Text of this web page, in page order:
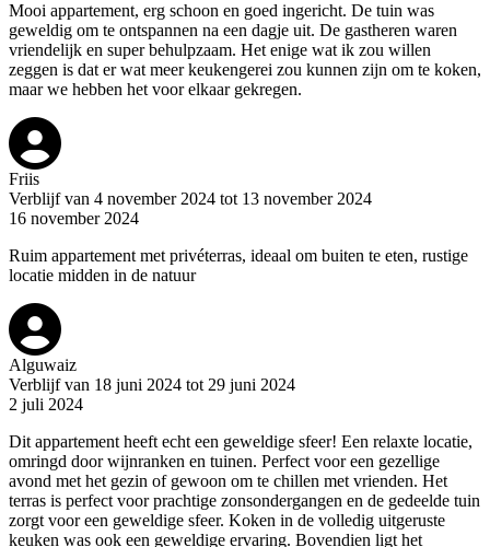
Mooi appartement, erg schoon en goed ingericht. De tuin was
geweldig om te ontspannen na een dagje uit. De gastheren waren
vriendelijk en super behulpzaam. Het enige wat ik zou willen
zeggen is dat er wat meer keukengerei zou kunnen zijn om te koken,
maar we hebben het voor elkaar gekregen.
Friis
Verblijf van 4 november 2024 tot 13 november 2024
16 november 2024
Ruim appartement met privéterras, ideaal om buiten te eten, rustige
locatie midden in de natuur
Alguwaiz
Verblijf van 18 juni 2024 tot 29 juni 2024
2 juli 2024
Dit appartement heeft echt een geweldige sfeer! Een relaxte locatie,
omringd door wijnranken en tuinen. Perfect voor een gezellige
avond met het gezin of gewoon om te chillen met vrienden. Het
terras is perfect voor prachtige zonsondergangen en de gedeelde tuin
zorgt voor een geweldige sfeer. Koken in de volledig uitgeruste
keuken was ook een geweldige ervaring. Bovendien ligt het